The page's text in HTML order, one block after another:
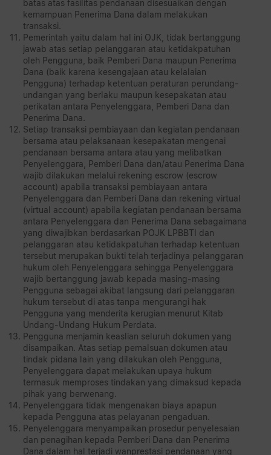
batas atas fasilitas pendanaan disesuaikan dengan
kemampuan Penerima Dana dalam melakukan
transaksi.
Pemerintah yaitu dalam hal ini OJK, tidak bertanggung
jawab atas setiap pelanggaran atau ketidakpatuhan
oleh Pengguna, baik Pemberi Dana maupun Penerima
Dana (baik karena kesengajaan atau kelalaian
Pengguna) terhadap ketentuan peraturan perundang-
undangan yang berlaku maupun kesepakatan atau
perikatan antara Penyelenggara, Pemberi Dana dan
Penerima Dana.
Setiap transaksi pembiayaan dan kegiatan pendanaan
bersama atau pelaksanaan kesepakatan mengenai
pendanaan bersama antara atau yang melibatkan
Penyelenggara, Pemberi Dana dan/atau Penerima Dana
wajib dilakukan melalui rekening escrow (escrow
account) apabila transaksi pembiayaan antara
Penyelenggara dan Pemberi Dana dan rekening virtual
(virtual account) apabila kegiatan pendanaan bersama
antara Penyelenggara dan Penerima Dana sebagaimana
yang diwajibkan berdasarkan POJK LPBBTI dan
pelanggaran atau ketidakpatuhan terhadap ketentuan
tersebut merupakan bukti telah terjadinya pelanggaran
hukum oleh Penyelenggara sehingga Penyelenggara
wajib bertanggung jawab kepada masing-masing
Pengguna sebagai akibat langsung dari pelanggaran
hukum tersebut di atas tanpa mengurangi hak
Pengguna yang menderita kerugian menurut Kitab
Undang-Undang Hukum Perdata.
Pengguna menjamin keaslian seluruh dokumen yang
disampaikan. Atas setiap pemalsuan dokumen atau
tindak pidana lain yang dilakukan oleh Pengguna,
Penyelenggara dapat melakukan upaya hukum
termasuk memproses tindakan yang dimaksud kepada
pihak yang berwenang.
Penyelenggara tidak mengenakan biaya apapun
kepada Pengguna atas pelayanan pengaduan.
Penyelenggara menyampaikan prosedur penyelesaian
dan penagihan kepada Pemberi Dana dan Penerima
Dana dalam hal terjadi wanprestasi pendanaan yang